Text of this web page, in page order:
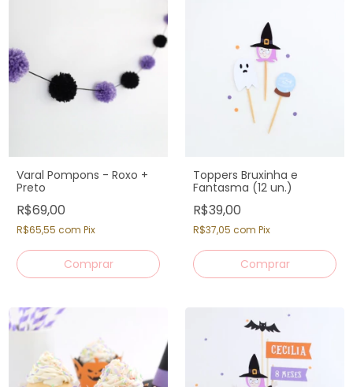
Varal Pompons - Roxo +
Preto
R$69,00
R$65,55 com Pix
Toppers Bruxinha e
Fantasma (12 un.)
R$39,00
R$37,05 com Pix